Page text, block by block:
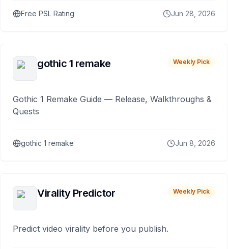
Free PSL Rating Jun 28, 2026
gothic 1 remake Weekly Pick
Gothic 1 Remake Guide — Release, Walkthroughs &
Quests
gothic 1 remake Jun 8, 2026
Virality Predictor Weekly Pick
Predict video virality before you publish.